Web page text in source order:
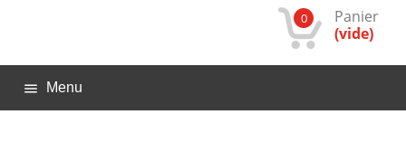
Panier
0
(vide)
 Menu